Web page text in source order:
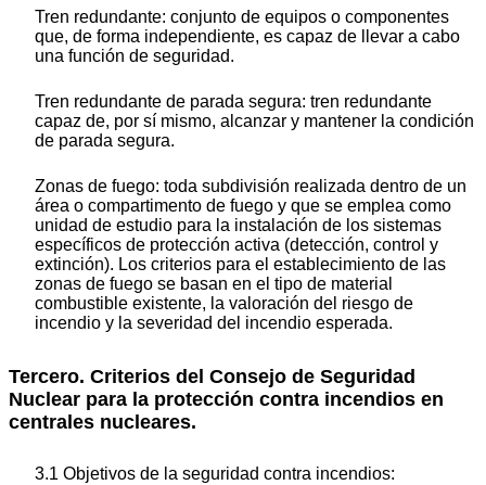
Tren redundante: conjunto de equipos o componentes
que, de forma independiente, es capaz de llevar a cabo
una función de seguridad.
Tren redundante de parada segura: tren redundante
capaz de, por sí mismo, alcanzar y mantener la condición
de parada segura.
Zonas de fuego: toda subdivisión realizada dentro de un
área o compartimento de fuego y que se emplea como
unidad de estudio para la instalación de los sistemas
específicos de protección activa (detección, control y
extinción). Los criterios para el establecimiento de las
zonas de fuego se basan en el tipo de material
combustible existente, la valoración del riesgo de
incendio y la severidad del incendio esperada.
Tercero. Criterios del Consejo de Seguridad
Nuclear para la protección contra incendios en
centrales nucleares.
3.1 Objetivos de la seguridad contra incendios: